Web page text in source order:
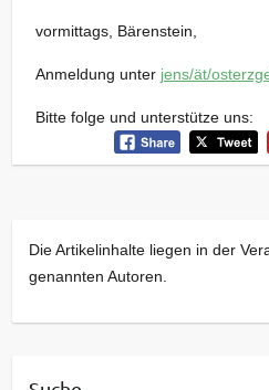
vormittags, Bärenstein,
Anmeldung unter jens/ät/
Bitte folge und unterstütze uns:
Die Artikelinhalte liegen in der
genannten Autoren.